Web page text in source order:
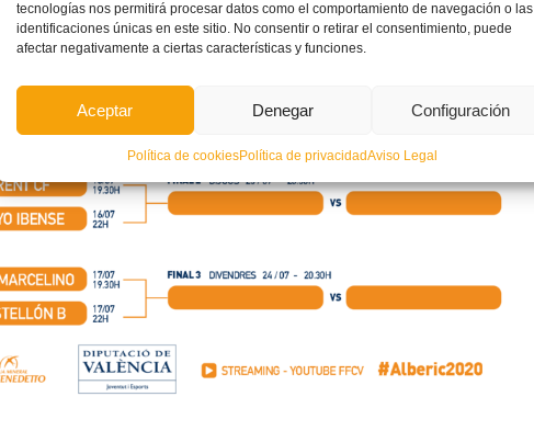
tecnologías nos permitirá procesar datos como el comportamiento de navegación o las
identificaciones únicas en este sitio. No consentir o retirar el consentimiento, puede
afectar negativamente a ciertas características y funciones.
Aceptar Denegar Configuración
Política de cookiesPolítica de privacidadAviso Legal